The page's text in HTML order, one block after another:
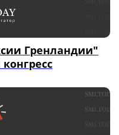
Гренландии"